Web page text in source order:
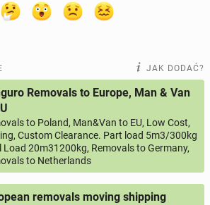
JAK DODAĆ?
Removals to Europe, Man & Van
to Poland, Man&Van to EU, Low Cost,
Custom Clearance. Part load 5m3/300kg
Load 20m31200kg, Removals to Germany,
to Netherlands
removals moving shipping